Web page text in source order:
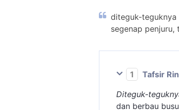
diteguk-teguknya
segenap
1
Tafsir
Diteguk-
dan berbau